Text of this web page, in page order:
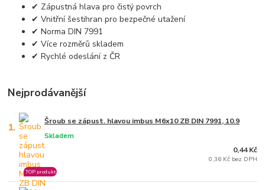
✔ Zápustná hlava pro čistý povrch
✔ Vnitřní šestihran pro bezpečné utažení
✔ Norma DIN 7991
✔ Více rozměrů skladem
✔ Rychlé odeslání z ČR
Nejprodávanější
1. Šroub se zápust. hlavou imbus M6x10 ZB DIN 7991, 10.9
Skladem
TOP produkt
0,44 Kč
0,36 Kč bez DPH